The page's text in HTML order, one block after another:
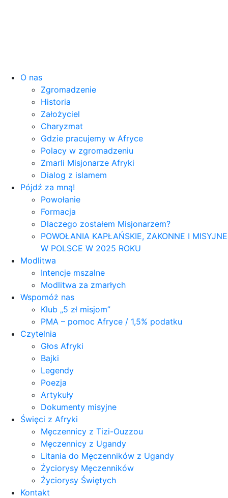
O nas
Zgromadzenie
Historia
Założyciel
Charyzmat
Gdzie pracujemy w Afryce
Polacy w zgromadzeniu
Zmarli Misjonarze Afryki
Dialog z islamem
Pójdź za mną!
Powołanie
Formacja
Dlaczego zostałem Misjonarzem?
POWOŁANIA KAPŁAŃSKIE, ZAKONNE I MISYJNE
W POLSCE W 2025 ROKU
Modlitwa
Intencje mszalne
Modlitwa za zmarłych
Wspomóż nas
Klub „5 zł misjom”
PMA – pomoc Afryce / 1,5% podatku
Czytelnia
Głos Afryki
Bajki
Legendy
Poezja
Artykuły
Dokumenty misyjne
Święci z Afryki
Męczennicy z Tizi-Ouzzou
Męczennicy z Ugandy
Litania do Męczenników z Ugandy
Życiorysy Męczenników
Życiorysy Świętych
Kontakt